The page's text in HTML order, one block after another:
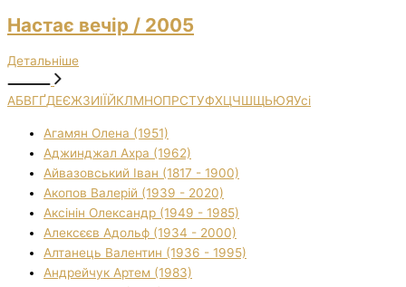
Настає вечір / 2005
Детальніше
АБВГҐДЕЄЖЗИІЇЙКЛМНОПРСТУФХЦЧШЩЬЮЯУсі
Агамян Олена (1951)
Аджинджал Ахра (1962)
Айвазовський Іван (1817 - 1900)
Акопов Валерій (1939 - 2020)
Аксінін Олександр (1949 - 1985)
Алексєєв Адольф (1934 - 2000)
Алтанець Валентин (1936 - 1995)
Андрейчук Артем (1983)